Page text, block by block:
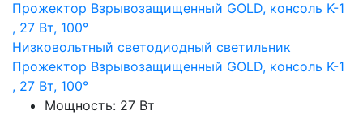
Низковольтный светодиодный светильник
Прожектор Взрывозащищенный GOLD, консоль K-1
, 27 Вт, 100°
Мощность: 27 Вт